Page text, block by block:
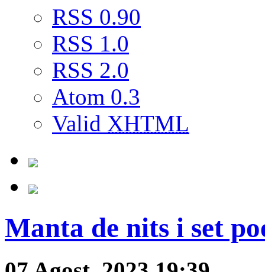
RSS 0.90
RSS 1.0
RSS 2.0
Atom 0.3
Valid XHTML
Manta de nits i set